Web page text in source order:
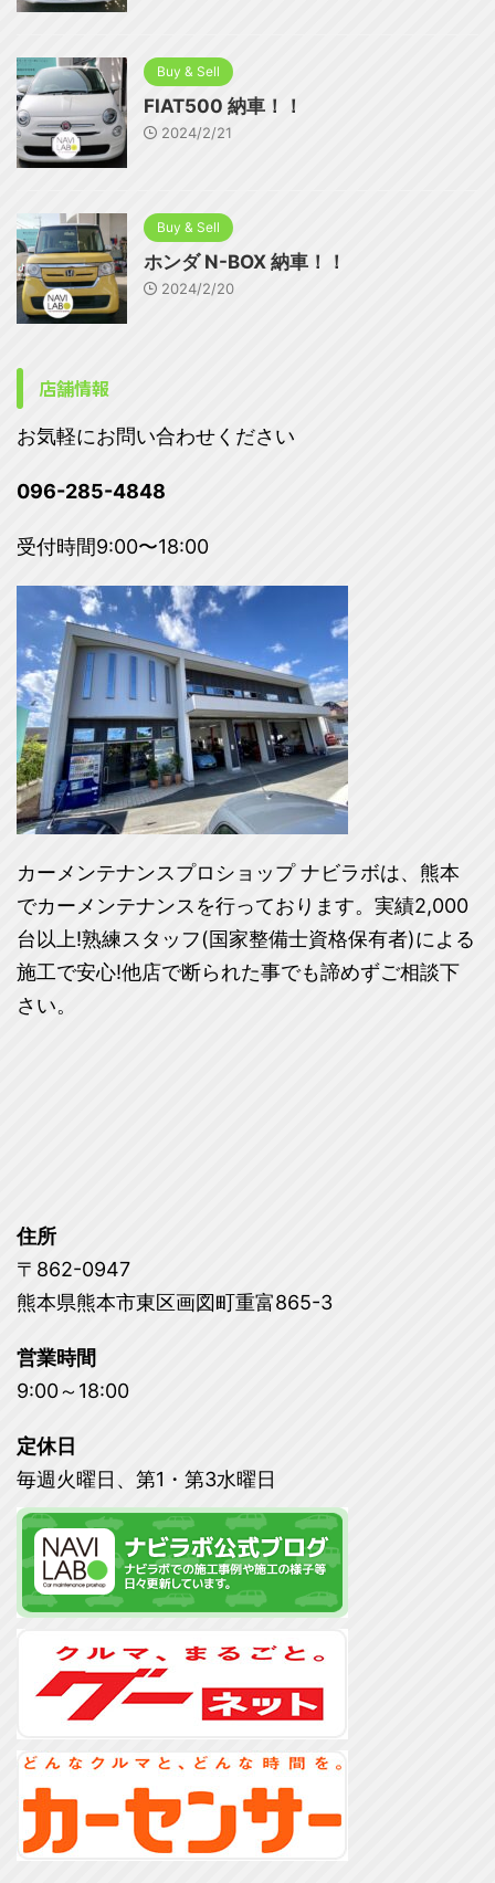
Buy & Sell
FIAT500 納車！！
2024/2/21
Buy & Sell
ホンダ N-BOX 納車！！
2024/2/20
店舗情報
お気軽にお問い合わせください
096-285-4848
受付時間9:00〜18:00
カーメンテナンスプロショップ ナビラボは、熊本
でカーメンテナンスを行っております。実績2,000
台以上!熟練スタッフ(国家整備士資格保有者)による
施工で安心!他店で断られた事でも諦めずご相談下
さい。
住所
〒862-0947
熊本県熊本市東区画図町重富865-3
営業時間
9:00～18:00
定休日
毎週火曜日、第1・第3水曜日